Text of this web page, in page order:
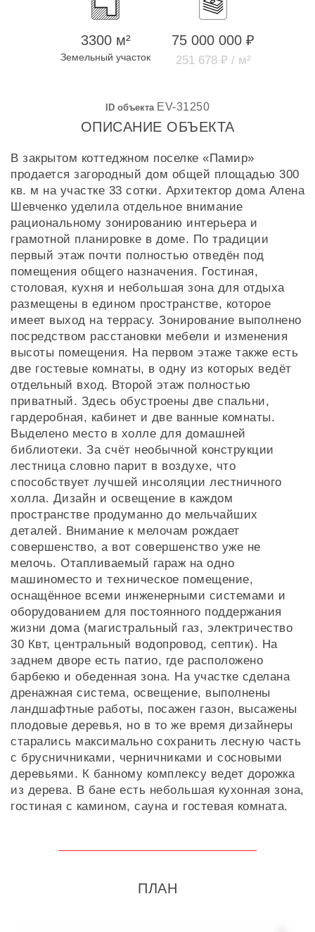
3300 м²
Земельный участок
75 000 000 ₽
251 678 ₽ / м²
ID объекта EV-31250
ОПИСАНИЕ ОБЪЕКТА
В закрытом коттеджном поселке «Памир»
продается загородный дом общей площадью 300
кв. м на участке 33 сотки. Архитектор дома Алена
Шевченко уделила отдельное внимание
рациональному зонированию интерьера и
грамотной планировке в доме. По традиции
первый этаж почти полностью отведён под
помещения общего назначения. Гостиная,
столовая, кухня и небольшая зона для отдыха
размещены в едином пространстве, которое
имеет выход на террасу. Зонирование выполнено
посредством расстановки мебели и изменения
высоты помещения. На первом этаже также есть
две гостевые комнаты, в одну из которых ведёт
отдельный вход. Второй этаж полностью
приватный. Здесь обустроены две спальни,
гардеробная, кабинет и две ванные комнаты.
Выделено место в холле для домашней
библиотеки. За счёт необычной конструкции
лестница словно парит в воздухе, что
способствует лучшей инсоляции лестничного
холла. Дизайн и освещение в каждом
пространстве продуманно до мельчайших
деталей. Внимание к мелочам рождает
совершенство, а вот совершенство уже не
мелочь. Отапливаемый гараж на одно
машиноместо и техническое помещение,
оснащённое всеми инженерными системами и
оборудованием для постоянного поддержания
жизни дома (магистральный газ, электричество
30 Квт, центральный водопровод, септик). На
заднем дворе есть патио, где расположено
барбекю и обеденная зона. На участке сделана
дренажная система, освещение, выполнены
ландшафтные работы, посажен газон, высажены
плодовые деревья, но в то же время дизайнеры
старались максимально сохранить лесную часть
с брусничниками, черничниками и сосновыми
деревьями. К банному комплексу ведет дорожка
из дерева. В бане есть небольшая кухонная зона,
гостиная с камином, сауна и гостевая комната.
ПЛАН